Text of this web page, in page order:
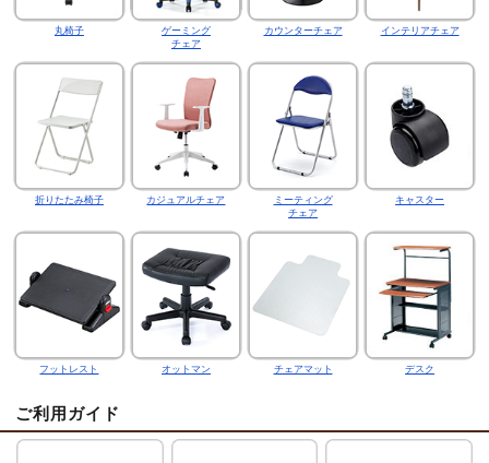
丸椅子
ゲーミング
チェア
カウンターチェア インテリアチェア
折りたたみ椅子 カジュアルチェア
ミーティング
チェア
キャスター
フットレスト オットマン チェアマット デスク
ご利用ガイド